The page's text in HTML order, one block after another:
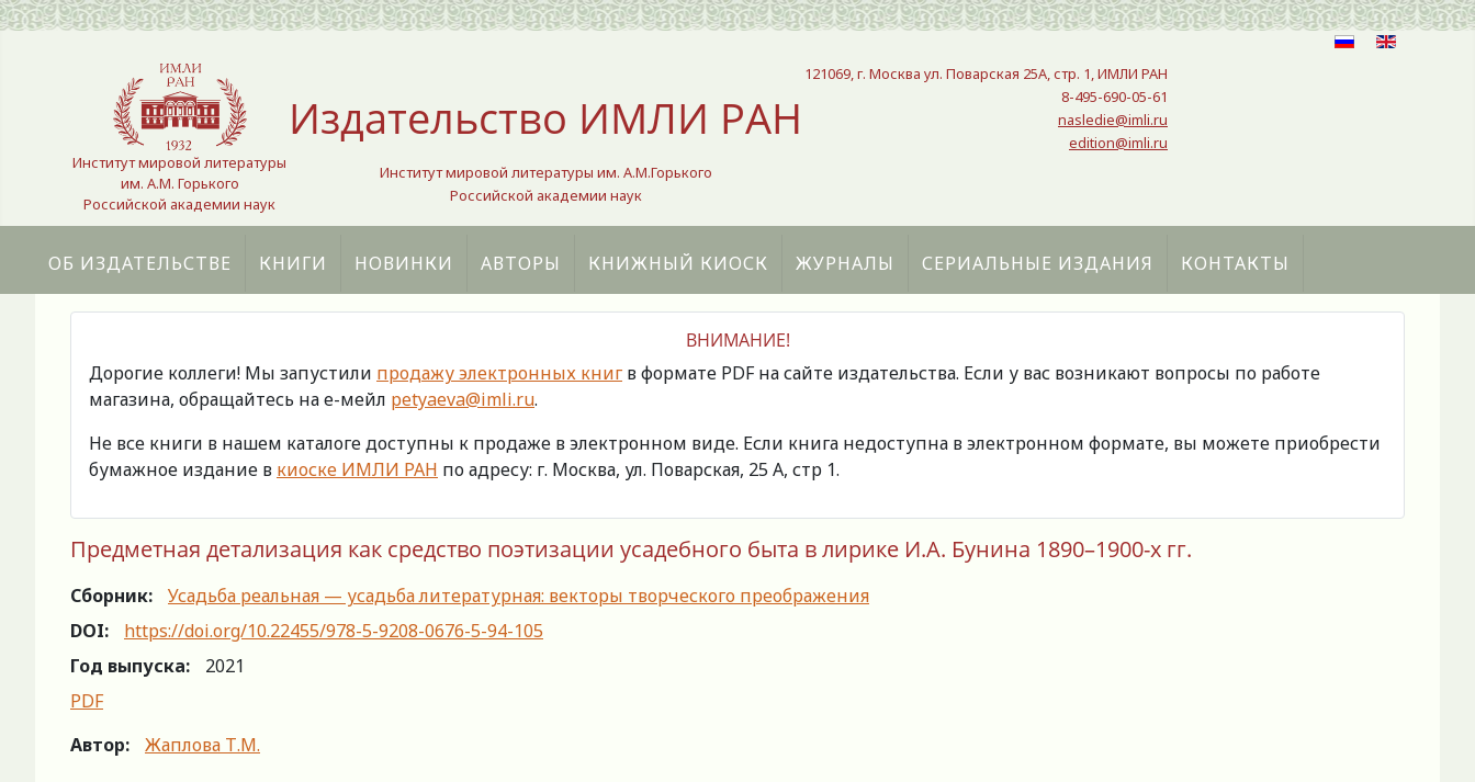
Выберите язык
Институт мировой литературы
им. А.М. Горького
Российской академии наук
Издательство ИМЛИ РАН
Институт мировой литературы им. А.М.Горького
Российской академии наук
121069, г. Москва ул. Поварская 25A, стр. 1, ИМЛИ РАН
8-495-690-05-61
nasledie@imli.ru
edition@imli.ru
ОБ ИЗДАТЕЛЬСТВЕ КНИГИ НОВИНКИ АВТОРЫ КНИЖНЫЙ КИОСК ЖУРНАЛЫ СЕРИАЛЬНЫЕ ИЗДАНИЯ КОНТАКТЫ
ВНИМАНИЕ!
Дорогие коллеги! Мы запустили продажу электронных книг в формате PDF на сайте издательства. Если у вас возникают вопросы по работе
магазина, обращайтесь на е-мейл petyaeva@imli.ru.
Не все книги в нашем каталоге доступны к продаже в электронном виде. Если книга недоступна в электронном формате, вы можете приобрести
бумажное издание в киоске ИМЛИ РАН по адресу: г. Москва, ул. Поварская, 25 А, стр 1.
Предметная детализация как средство поэтизации усадебного быта в лирике И.А. Бунина 1890–1900-х гг.
Сборник:
Усадьба реальная — усадьба литературная: векторы творческого преображения
DOI:
https://doi.org/10.22455/978-5-9208-0676-5-94-105
Год выпуска:
2021
PDF
Автор:
Жаплова Т.М.